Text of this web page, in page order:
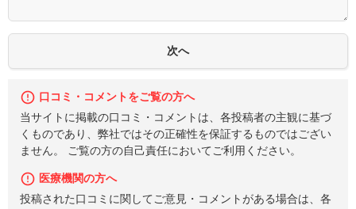
口コミ・コメントをご覧の方へ
当サイトに掲載の口コミ・コメントは、各投稿者の主観に基づ
くものであり、弊社ではその正確性を保証するものではござい
ません。 ご覧の方の自己責任においてご利用ください。
医療機関の方へ
投稿された口コミに関してご意見・コメントがある場合は、各